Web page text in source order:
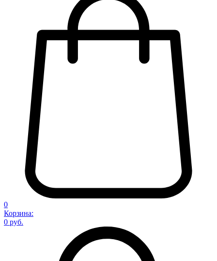
0
Корзина:
0 руб.